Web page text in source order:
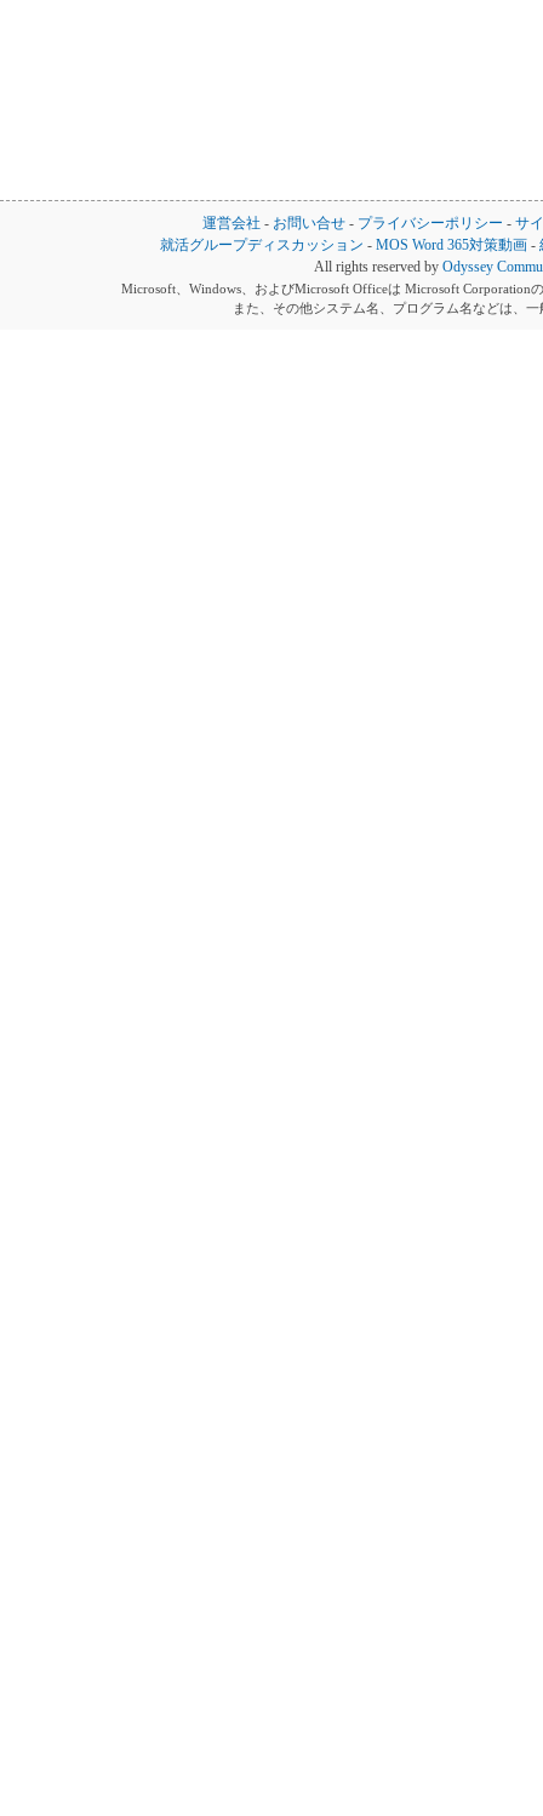
運営会社 - お問い合せ - プライバシーポリシー - サ
就活グループディスカッション -MOS Word 365対策動画 -
All rights reserved by Odyssey
Microsoft、Windows、およびMicrosoft Officeは Microsoft Corporation
また、その他システム名、プログラム名などは、